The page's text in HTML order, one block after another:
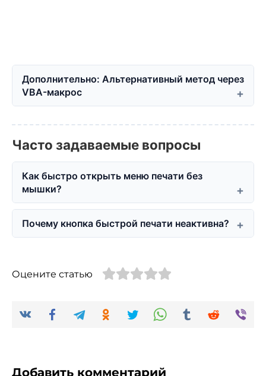
Дополнительно: Альтернативный метод через
VBA-макрос
Часто задаваемые вопросы
Как быстро открыть меню печати без
мышки?
Почему кнопка быстрой печати неактивна?
Оцените статью
Добавить комментарий